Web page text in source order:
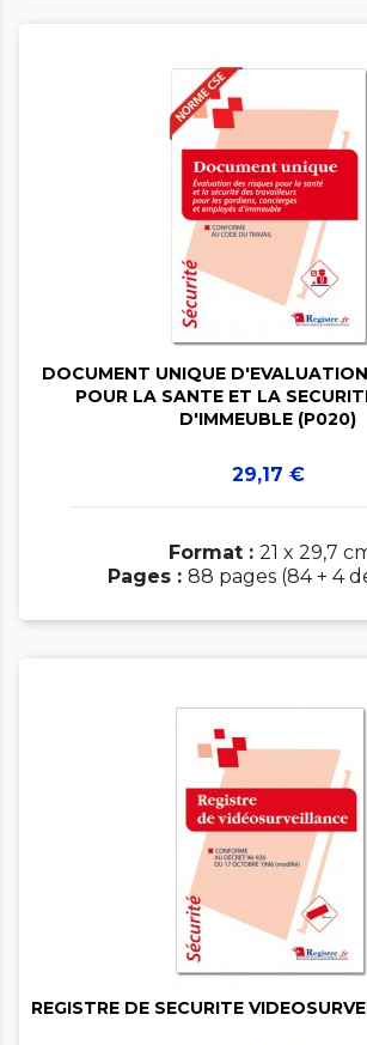

DOCUMENT UNIQUE
POUR LA SANTE ET LA
D'IMMEUBLE (P020)
Prix
29,17 €
Format : 21 x 29,7
Pages : 88 pages (84 + 4


REGISTRE DE SECURITE